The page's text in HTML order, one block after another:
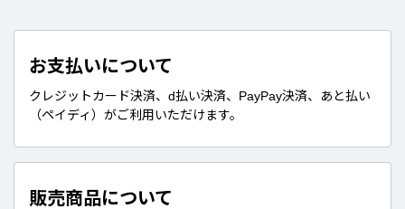
お支払いについて
クレジットカード決済、d払い決済、PayPay決済、あと払い
（ペイディ）がご利用いただけます。
販売商品について